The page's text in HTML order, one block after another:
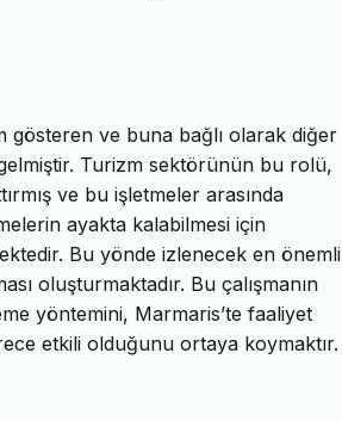
gösteren ve buna bağlı olarak diğer
Turizm sektörünün bu rolü,
ve bu işletmeler arasında
ayakta kalabilmesi için
Bu yönde izlenecek en önemli
oluşturmaktadır. Bu çalışmanın
yöntemini, Marmaris’te faaliyet
etkili olduğunu ortaya koymaktır.